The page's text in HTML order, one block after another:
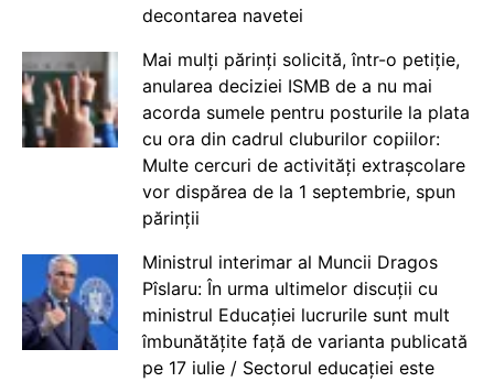
decontarea navetei
Mai mulți părinți solicită, într-o petiție,
anularea deciziei ISMB de a nu mai
acorda sumele pentru posturile la plata
cu ora din cadrul cluburilor copiilor:
Multe cercuri de activități extrașcolare
vor dispărea de la 1 septembrie, spun
părinții
Ministrul interimar al Muncii Dragos
Pîslaru: În urma ultimelor discuții cu
ministrul Educației lucrurile sunt mult
îmbunătățite față de varianta publicată
pe 17 iulie / Sectorul educației este